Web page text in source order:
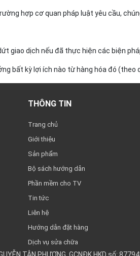
hợp cơ quan pháp luật yêu cầu,
giao dịch nếu đã thực hiện các biện
bất kỳ lợi ích nào từ hàng hóa đó (theo
THÔNG TIN
Trang chủ
Giới thiệu
Sản phẩm
Bộ sách hướng dẫn
Phần mềm cho TV
Tin tức
Liên hệ
Hướng dẫn đặt hàng
Dịch vụ sửa chữa